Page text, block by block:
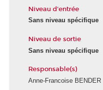
Niveau d'entrée
Sans niveau spécifique
Niveau de sortie
Sans niveau spécifique
Responsable(s)
Anne-Francoise BENDER